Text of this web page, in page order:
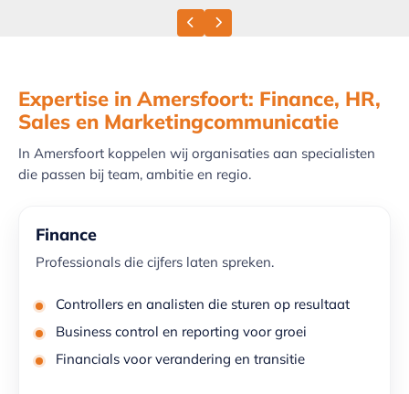
Previous slide Next slide
Expertise in Amersfoort: Finance, HR,
Sales en Marketingcommunicatie
In Amersfoort koppelen wij organisaties aan specialisten
die passen bij team, ambitie en regio.
Finance
Professionals die cijfers laten spreken.
Controllers en analisten die sturen op resultaat
Business control en reporting voor groei
Financials voor verandering en transitie